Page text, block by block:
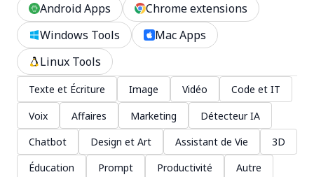
Android Apps
Chrome extensions
Windows Tools
Mac Apps
Linux Tools
Texte et Écriture Image Vidéo
Code et IT
Voix
Affaires Marketing
Détecteur IA
Chatbot
Design et Art Assistant de Vie
3D
Éducation
Prompt Productivité Autre